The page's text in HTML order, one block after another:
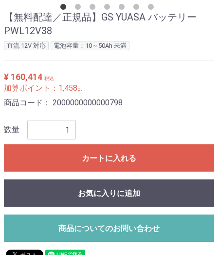
【無料配達／正規品】GS YUASA バッテリー
PWL12V38
直流 12V 対応 電池容量：10～50Ah 未満
¥ 160,414 税込
加算ポイント： 1,458pt
商品コード： 2000000000000798
数量
カートに入れる
お気に入りに追加
商品についてのお問い合わせ